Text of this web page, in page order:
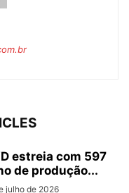
estreia com 597
de produção...
julho de 2026